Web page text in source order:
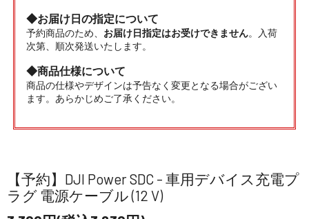
◆お届け日の指定について
予約商品のため、 お届け日指定はお受けできません。入荷
次第、順次発送いたします。
◆商品仕様について
商品の仕様やデザインは予告なく変更となる場合がござい
ます。あらかじめご了承ください。
【予約】DJI Power SDC - 車用デバイス充電プ
ラグ 電源ケーブル (12 V)